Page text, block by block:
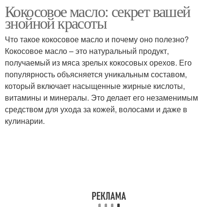
Масла для волос Масло в косметике
Рецепты с кокосовым
маслом
Масло для губ
Масла в косметике
Кокосовое масло: секрет вашей
знойной красоты
Что такое кокосовое масло и почему оно полезно?
Кокосовое масло – это натуральный продукт,
получаемый из мяса зрелых кокосовых орехов. Его
популярность объясняется уникальным составом,
который включает насыщенные жирные кислоты,
витамины и минералы. Это делает его незаменимым
средством для ухода за кожей, волосами и даже в
кулинарии.